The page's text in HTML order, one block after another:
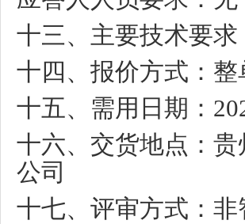
十三、主要技术要求
十四、报价方式：整
十五、需用日期：
十六、交货地点：贵
公司
十七、评审方式：